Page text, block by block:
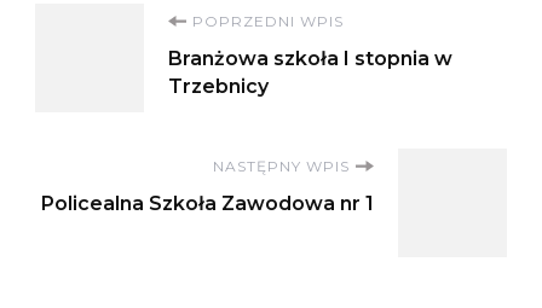
Nawigacja
wpisu
POPRZEDNI WPIS
Branżowa szkoła I stopnia w
Trzebnicy
NASTĘPNY WPIS
Policealna Szkoła Zawodowa nr 1